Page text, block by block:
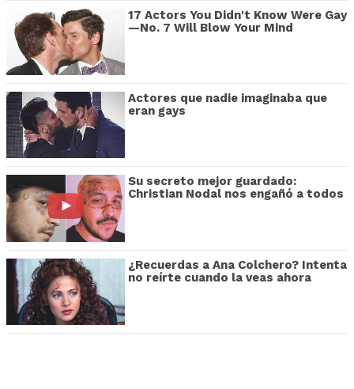
17 Actors You Didn't Know Were Gay
—No. 7 Will Blow Your Mind
Actores que nadie imaginaba que
eran gays
Su secreto mejor guardado:
Christian Nodal nos engañó a todos
¿Recuerdas a Ana Colchero? Intenta
no reírte cuando la veas ahora